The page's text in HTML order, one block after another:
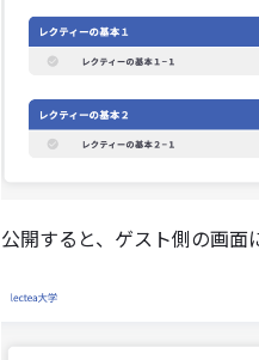
公開すると、ゲスト側の画面